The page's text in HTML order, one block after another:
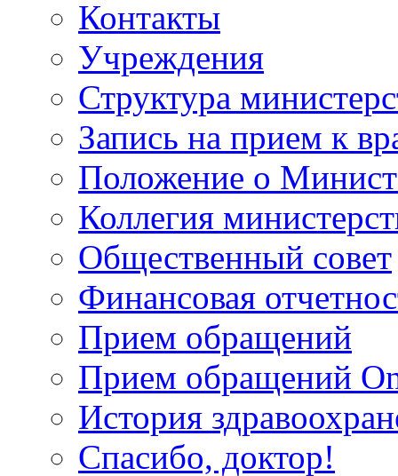
Контакты
Учреждения
Структура
Запись на прием к
Положение о
Коллегия
Общественный совет
Финансовая
Прием обращений
Прием обращений
История
Спасибо, доктор!